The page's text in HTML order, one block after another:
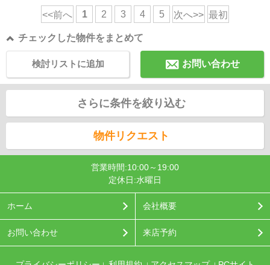
<<前へ 1 2 3 4 5 次へ>> 最初
チェックした物件をまとめて
お問い合わせ
検討リストに追加
さらに条件を絞り込む
物件リクエスト
営業時間:10:00～19:00
定休日:水曜日
ホーム 会社概要
お問い合わせ 来店予約